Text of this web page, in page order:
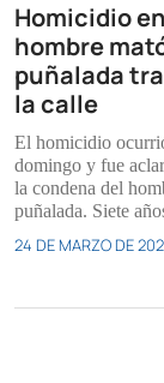
Homicidio
hombre
puñalada
la calle
El homicidio
domingo y fue
la condena del
puñalada. Siete
24 DE MARZO DE